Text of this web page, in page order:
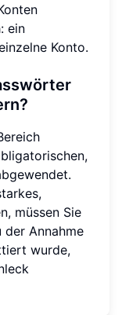
ein
Konto.
müssen Sie
der Annahme
wurde,